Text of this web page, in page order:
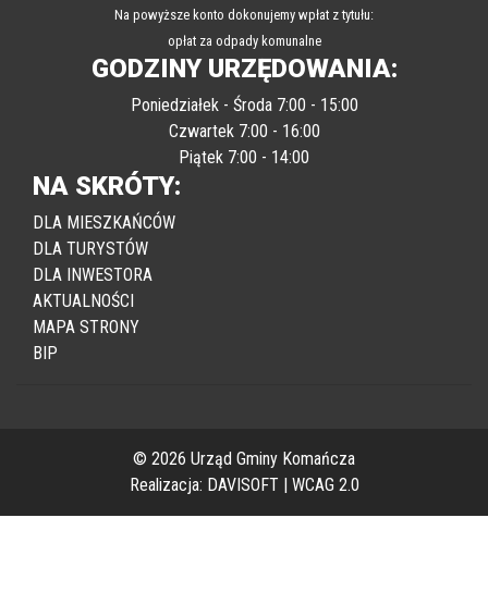
Na powyższe konto dokonujemy wpłat z tytułu:
opłat za odpady komunalne
GODZINY URZĘDOWANIA:
Piątek 7:00 - 14:00
NA SKRÓTY:
DLA MIESZKAŃCÓW
DLA INWESTORA
© 2026 Urząd Gminy Komańcza
Realizacja:
|